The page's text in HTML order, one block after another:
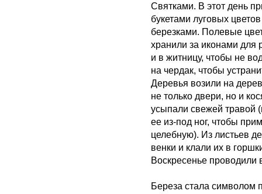
Святками. В этот день
букетами луговых
березками. Полевые
хранили за иконами для
и в житницу, чтобы не
на чердак, чтобы
Деревья возили на
не только двери, но и
усыпали свежей травой
ее из-под ног, чтобы
целебную). Из листьев
венки и клали их в
Воскресенье проводили
Береза стала символом